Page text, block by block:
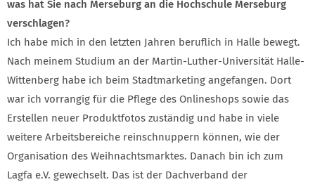
was hat Sie nach Merseburg an die Hochschule Merseburg
verschlagen?
Ich habe mich in den letzten Jahren beruflich in Halle bewegt.
Nach meinem Studium an der Martin-Luther-Universität Halle-
Wittenberg habe ich beim Stadtmarketing angefangen. Dort
war ich vorrangig für die Pflege des Onlineshops sowie das
Erstellen neuer Produktfotos zuständig und habe in viele
weitere Arbeitsbereiche reinschnuppern können, wie der
Organisation des Weihnachtsmarktes. Danach bin ich zum
Lagfa e.V. gewechselt. Das ist der Dachverband der